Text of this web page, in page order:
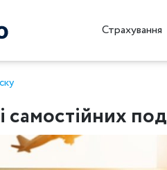
Страхування
самостійних